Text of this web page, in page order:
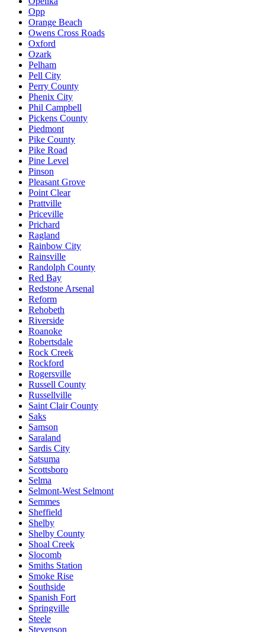
Opp
Orange Beach
Owens Cross Roads
Oxford
Ozark
Pelham
Pell City
Perry County
Phenix City
Phil Campbell
Pickens County
Piedmont
Pike County
Pike Road
Pine Level
Pinson
Pleasant Grove
Point Clear
Prattville
Priceville
Prichard
Ragland
Rainbow City
Rainsville
Randolph County
Red Bay
Redstone Arsenal
Reform
Rehobeth
Riverside
Roanoke
Robertsdale
Rock Creek
Rockford
Rogersville
Russell County
Russellville
Saint Clair County
Saks
Samson
Saraland
Sardis City
Satsuma
Scottsboro
Selma
Selmont-West Selmont
Semmes
Sheffield
Shelby
Shelby County
Shoal Creek
Slocomb
Smiths Station
Smoke Rise
Southside
Spanish Fort
Springville
Steele
Stevenson